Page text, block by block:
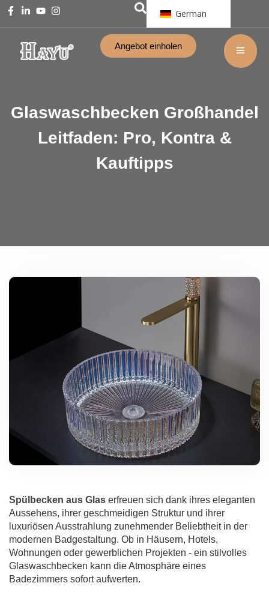
German
Angebot einholen
Glaswaschbecken Großhandel
Leitfaden: Pro, Kontra &
Kauftipps
Spülbecken aus Glas erfreuen sich dank ihres eleganten
Aussehens, ihrer geschmeidigen Struktur und ihrer
luxuriösen Ausstrahlung zunehmender Beliebtheit in der
modernen Badgestaltung. Ob in Häusern, Hotels,
Wohnungen oder gewerblichen Projekten - ein stilvolles
Glaswaschbecken kann die Atmosphäre eines
Badezimmers sofort aufwerten.